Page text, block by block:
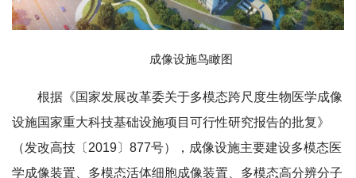
成像设施鸟瞰图
根据《国家发展改革委关于多模态跨尺度生物医学成像
设施国家重大科技基础设施项目可行性研究报告的批复》
（发改高技〔2019〕877号），成像设施主要建设多模态医
学成像装置、多模态活体细胞成像装置、多模态高分辨分子